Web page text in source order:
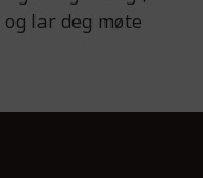
lar deg møte